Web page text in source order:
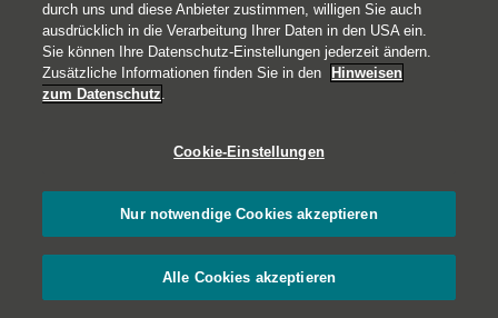
1010 Wien
+43 50 222-1000
Impressum
Rechtliche Hinweise
durch uns und diese Anbieter zustimmen, willigen Sie auch
ausdrücklich in die Verarbeitung Ihrer Daten in den USA ein.
Sie können Ihre Datenschutz-Einstellungen jederzeit ändern.
Zusätzliche Informationen finden Sie in den
Hinweisen
zum Datenschutz.
Cookie-Einstellungen
Nur notwendige Cookies akzeptieren
Alle Cookies akzeptieren